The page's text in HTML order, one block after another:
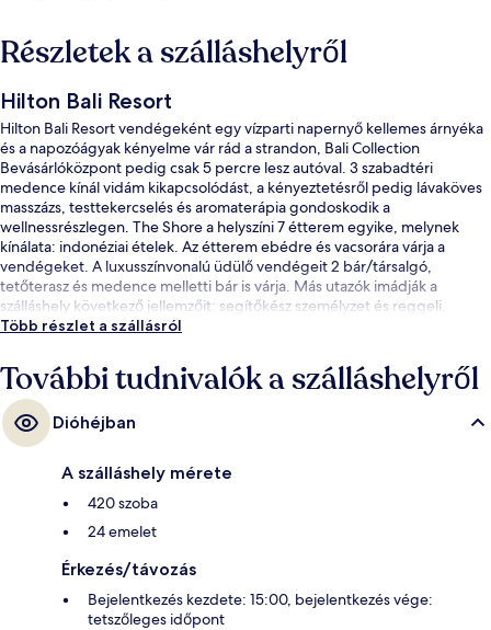
Részletek a szálláshelyről
Hilton Bali Resort
Hilton Bali Resort vendégeként egy vízparti napernyő kellemes árnyéka
és a napozóágyak kényelme vár rád a strandon, Bali Collection
Bevásárlóközpont pedig csak 5 percre lesz autóval. 3 szabadtéri
medence kínál vidám kikapcsolódást, a kényeztetésről pedig lávaköves
masszázs, testtekercselés és aromaterápia gondoskodik a
wellnessrészlegen. The Shore a helyszíni 7 étterem egyike, melynek
kínálata: indonéziai ételek. Az étterem ebédre és vacsorára várja a
vendégeket. A luxusszínvonalú üdülő vendégeit 2 bár/társalgó,
tetőterasz és medence melletti bár is várja. Más utazók imádják a
szálláshely következő jellemzőit: segítőkész személyzet és reggeli.
Több részlet a szállásról
További tudnivalók a szálláshelyről
Dióhéjban
A szálláshely mérete
420 szoba
24 emelet
Érkezés/távozás
Bejelentkezés kezdete: 15:00, bejelentkezés vége:
tetszőleges időpont